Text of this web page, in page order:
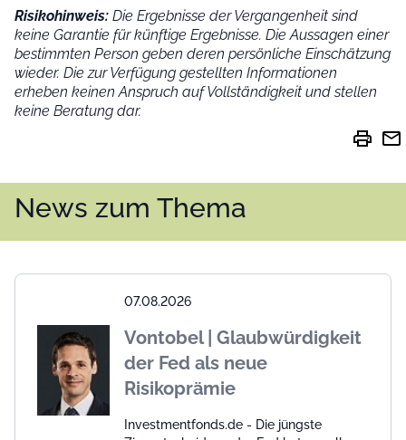
Risikohinweis: Die Ergebnisse der Vergangenheit sind
keine Garantie für künftige Ergebnisse. Die Aussagen einer
bestimmten Person geben deren persönliche Einschätzung
wieder. Die zur Verfügung gestellten Informationen
erheben keinen Anspruch auf Vollständigkeit und stellen
keine Beratung dar.
print mail
News zum Thema
07.08.2026
Vontobel | Glaubwürdigkeit
der Fed als neue
Risikoprämie
Investmentfonds.de - Die jüngste